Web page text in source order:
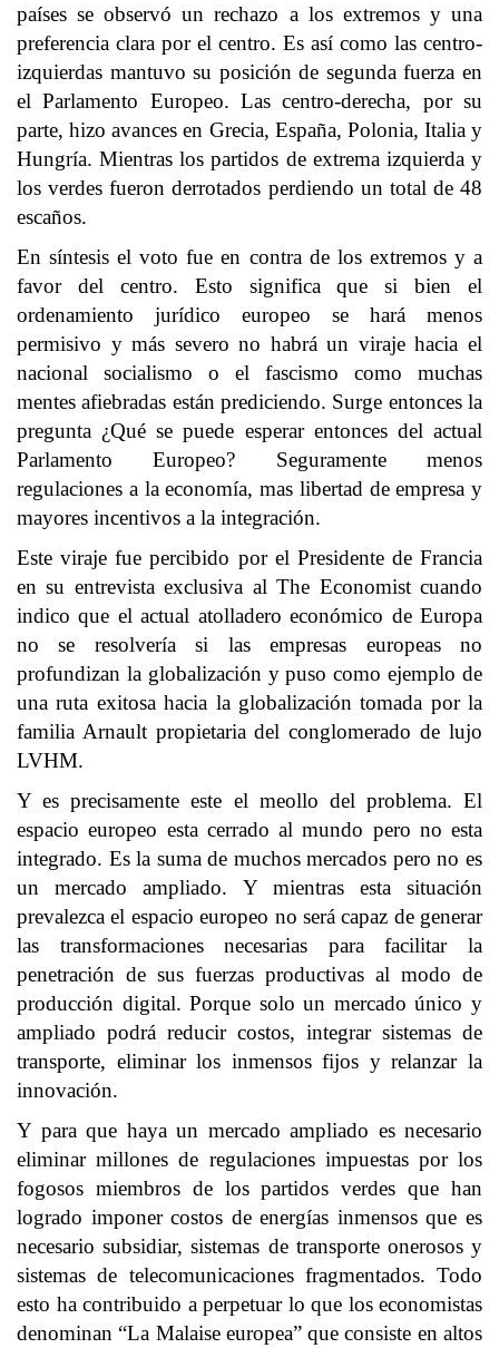
países se observó un rechazo a los extremos y una
preferencia clara por el centro. Es así como las centro-
izquierdas mantuvo su posición de segunda fuerza en
el Parlamento Europeo. Las centro-derecha, por su
parte, hizo avances en Grecia, España, Polonia, Italia y
Hungría. Mientras los partidos de extrema izquierda y
los verdes fueron derrotados perdiendo un total de 48
escaños.
En síntesis el voto fue en contra de los extremos y a
favor del centro. Esto significa que si bien el
ordenamiento jurídico europeo se hará menos
permisivo y más severo no habrá un viraje hacia el
nacional socialismo o el fascismo como muchas
mentes afiebradas están prediciendo. Surge entonces la
pregunta ¿Qué se puede esperar entonces del actual
Parlamento Europeo? Seguramente menos
regulaciones a la economía, mas libertad de empresa y
mayores incentivos a la integración.
Este viraje fue percibido por el Presidente de Francia
en su entrevista exclusiva al The Economist cuando
indico que el actual atolladero económico de Europa
no se resolvería si las empresas europeas no
profundizan la globalización y puso como ejemplo de
una ruta exitosa hacia la globalización tomada por la
familia Arnault propietaria del conglomerado de lujo
LVHM.
Y es precisamente este el meollo del problema. El
espacio europeo esta cerrado al mundo pero no esta
integrado. Es la suma de muchos mercados pero no es
un mercado ampliado. Y mientras esta situación
prevalezca el espacio europeo no será capaz de generar
las transformaciones necesarias para facilitar la
penetración de sus fuerzas productivas al modo de
producción digital. Porque solo un mercado único y
ampliado podrá reducir costos, integrar sistemas de
transporte, eliminar los inmensos fijos y relanzar la
innovación.
Y para que haya un mercado ampliado es necesario
eliminar millones de regulaciones impuestas por los
fogosos miembros de los partidos verdes que han
logrado imponer costos de energías inmensos que es
necesario subsidiar, sistemas de transporte onerosos y
sistemas de telecomunicaciones fragmentados. Todo
esto ha contribuido a perpetuar lo que los economistas
denominan “La Malaise europea” que consiste en altos